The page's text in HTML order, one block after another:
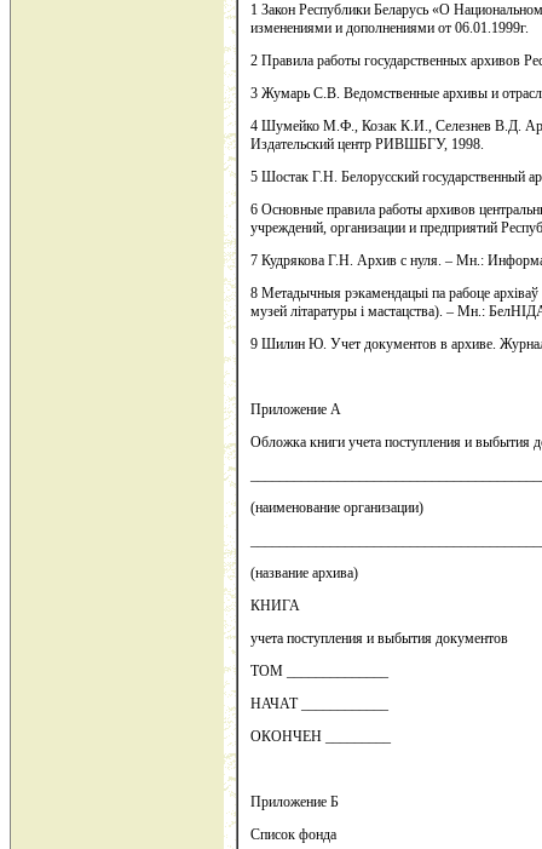
1 Закон Республики Беларусь «О
изменениями и дополнениями от 06.01.1999г.
2 Правила работы государственных
3 Жумарь С.В. Ведомственные архивы и
4 Шумейко М.Ф., Козак К.И., Селезнев В.Д.
Издательский центр РИВШБГУ, 1998.
5 Шостак Г.Н. Белорусский государственный
6 Основные правила работы архивов
учреждений, организации и предприятий
7 Кудрякова Г.Н. Архив с нуля. – Мн.:
8 Метадычныя рэкамендацыі па рабоце
музей літаратуры і мастацства). – Мн.:
9 Шилин Ю. Учет документов в архиве.
Приложение А
Обложка книги учета поступления и выбытия
(наименование организации)
(название архива)
КНИГА
учета поступления и выбытия документов
ТОМ ______________
НАЧАТ ____________
ОКОНЧЕН _________
Приложение Б
Список фонда